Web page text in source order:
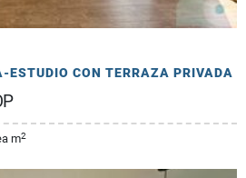
ESTUDIO CON TERRAZA PRIVADA
m2